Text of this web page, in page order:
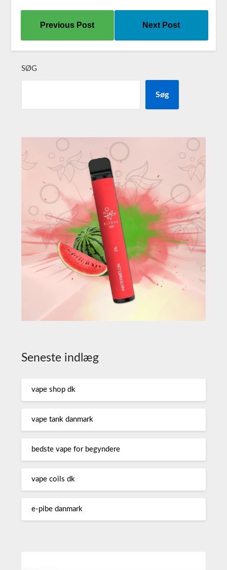
Previous Post Next Post
SØG
Søg
Seneste indlæg
vape shop dk
vape tank danmark
bedste vape for begyndere
vape coils dk
e-pibe danmark